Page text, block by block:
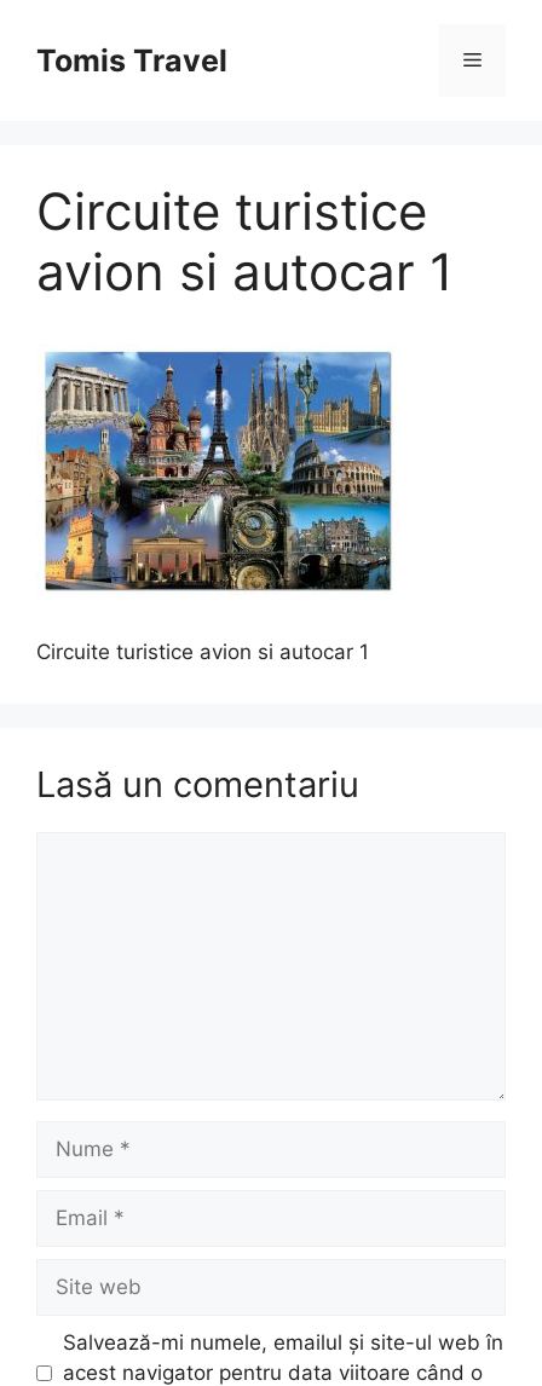
conținutTomis Travel Meniu
Circuite turistice
avion si autocar 1
Circuite turistice avion si autocar 1
Lasă un comentariu
web
Salvează-mi numele, emailul și site-ul web în
acest navigator pentru data viitoare când o